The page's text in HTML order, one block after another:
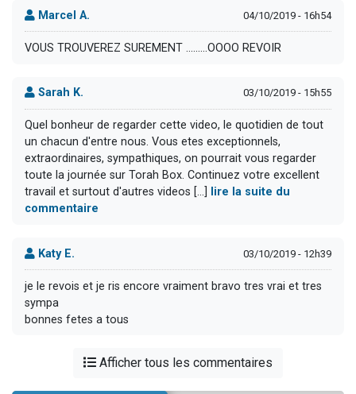
Marcel A. 04/10/2019 - 16h54
VOUS TROUVEREZ SUREMENT .........OOOO REVOIR
Sarah K. 03/10/2019 - 15h55
Quel bonheur de regarder cette video, le quotidien de tout
un chacun d'entre nous. Vous etes exceptionnels,
extraordinaires, sympathiques, on pourrait vous regarder
toute la journée sur Torah Box. Continuez votre excellent
travail et surtout d'autres videos [...]
lire la suite du
commentaire
Katy E. 03/10/2019 - 12h39
je le revois et je ris encore vraiment bravo tres vrai et tres
sympa
bonnes fetes a tous
Afficher tous les commentaires